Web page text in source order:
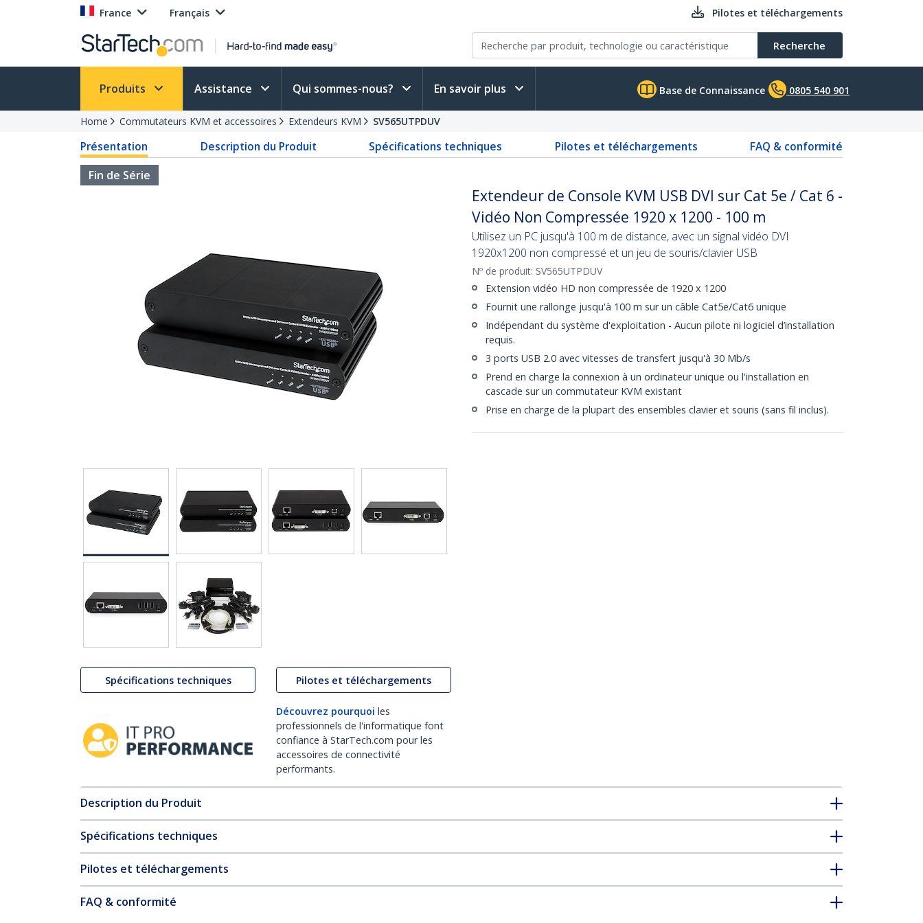
France Français Pilotes et téléchargements
Recherche
Produits Assistance Qui sommes-nous? En savoir plus Base de Connaissance 0805 540 901
Home Commutateurs KVM et accessoires Extendeurs KVM SV565UTPDUV
Présentation Description du Produit Spécifications techniques Pilotes et téléchargements
FAQ & conformité
Fin de Série
Spécifications techniques Pilotes et téléchargements
Découvrez pourquoi les
professionnels de l'informatique font
confiance à StarTech.com pour les
accessoires de connectivité
performants.
Extendeur de Console KVM USB DVI sur Cat 5e / Cat 6 -
Vidéo Non Compressée 1920 x 1200 - 100 m
Utilisez un PC jusqu'à 100 m de distance, avec un signal vidéo DVI
1920x1200 non compressé et un jeu de souris/clavier USB
Nº de produit: SV565UTPDUV
Extension vidéo HD non compressée de 1920 x 1200
Fournit une rallonge jusqu'à 100 m sur un câble Cat5e/Cat6 unique
Indépendant du système d'exploitation - Aucun pilote ni logiciel d’installation
requis.
3 ports USB 2.0 avec vitesses de transfert jusqu'à 30 Mb/s
Prend en charge la connexion à un ordinateur unique ou l'installation en
cascade sur un commutateur KVM existant
Prise en charge de la plupart des ensembles clavier et souris (sans fil inclus).
Description du Produit
Spécifications techniques
Pilotes et téléchargements
FAQ & conformité